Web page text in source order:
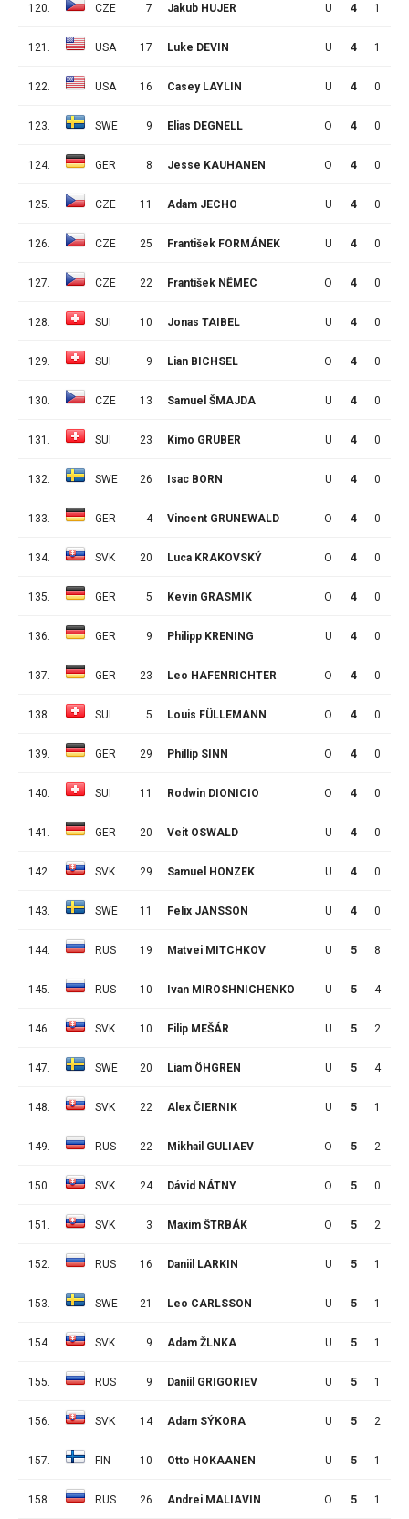
120. CZE 7 Jakub HUJER U 4 1
121. USA 17 Luke DEVIN U 4 1
122. USA 16 Casey LAYLIN U 4 0
123. SWE 9 Elias DEGNELL O 4 0
124. GER 8 Jesse KAUHANEN O 4 0
125. CZE 11 Adam JECHO U 4 0
126. CZE 25 František FORMÁNEK U 4 0
127. CZE 22 František NĚMEC O 4 0
128. SUI 10 Jonas TAIBEL U 4 0
129. SUI 9 Lian BICHSEL O 4 0
130. CZE 13 Samuel ŠMAJDA U 4 0
131. SUI 23 Kimo GRUBER U 4 0
132. SWE 26 Isac BORN U 4 0
133. GER 4 Vincent GRUNEWALD O 4 0
134. SVK 20 Luca KRAKOVSKÝ O 4 0
135. GER 5 Kevin GRASMIK O 4 0
136. GER 9 Philipp KRENING U 4 0
137. GER 23 Leo HAFENRICHTER O 4 0
138. SUI 5 Louis FÜLLEMANN O 4 0
139. GER 29 Phillip SINN O 4 0
140. SUI 11 Rodwin DIONICIO O 4 0
141. GER 20 Veit OSWALD U 4 0
142. SVK 29 Samuel HONZEK U 4 0
143. SWE 11 Felix JANSSON U 4 0
144. RUS 19 Matvei MITCHKOV U 5 8
145. RUS 10 Ivan MIROSHNICHENKO U 5 4
146. SVK 10 Filip MEŠÁR U 5 2
147. SWE 20 Liam ÖHGREN U 5 4
148. SVK 22 Alex ČIERNIK U 5 1
149. RUS 22 Mikhail GULIAEV O 5 2
150. SVK 24 Dávid NÁTNY O 5 0
151. SVK 3 Maxim ŠTRBÁK O 5 2
152. RUS 16 Daniil LARKIN U 5 1
153. SWE 21 Leo CARLSSON U 5 1
154. SVK 9 Adam ŽLNKA U 5 1
155. RUS 9 Daniil GRIGORIEV U 5 1
156. SVK 14 Adam SÝKORA U 5 2
157. FIN 10 Otto HOKAANEN U 5 1
158. RUS 26 Andrei MALIAVIN O 5 1